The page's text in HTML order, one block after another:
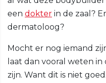
een dokter in de zaal?
dermatoloog?
Mocht er nog iemand
laat dan vooral weten
zijn. Want dit is niet